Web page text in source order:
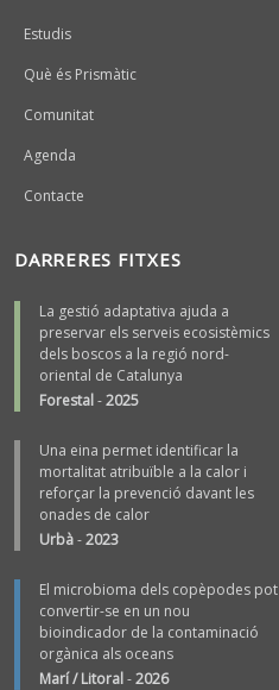
Estudis
Què és Prismàtic
Comunitat
Agenda
Contacte
DARRERES FITXES
La gestió adaptativa ajuda a
preservar els serveis ecosistèmics
dels boscos a la regió nord-
oriental de Catalunya
Forestal-2025
Una eina permet identificar la
mortalitat atribuïble a la calor i
reforçar la prevenció davant les
onades de calor
Urbà-2023
El microbioma dels copèpodes pot
convertir-se en un nou
bioindicador de la contaminació
orgànica als oceans
Marí / Litoral-2026